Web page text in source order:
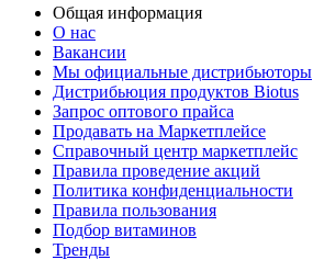
Общая информация
О нас
Вакансии
Мы официальные дистрибьюторы
Дистрибьюция продуктов Biotus
Запрос оптового прайса
Продавать на Маркетплейсе
Справочный центр маркетплейс
Правила проведение акций
Политика конфиденциальности
Правила пользования
Подбор витаминов
Тренды